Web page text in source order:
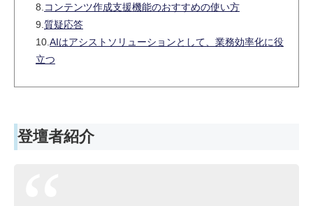
8. コンテンツ作成支援機能のおすすめの使い方
9. 質疑応答
10. AIはアシストソリューションとして、業務効率化に役
立つ
登壇者紹介